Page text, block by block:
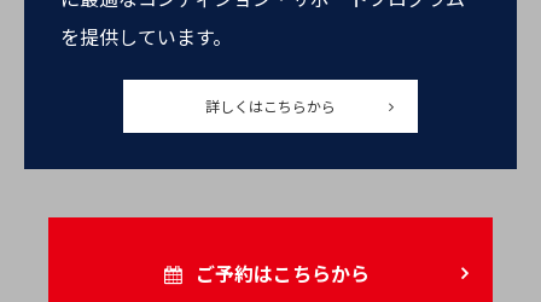
を提供しています。
詳しくはこちらから
ご予約はこちらから